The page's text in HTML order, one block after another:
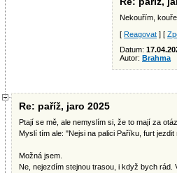
Nekouřím,
[ Reagovat ] [
Datum:
Autor: Brahma
Re: paříž, jaro 2025
Ptají se mě, ale nemyslím si, že to mají za
Myslí tím ale: "Nejsi na palici Paříku, furt
Možná jsem.
Ne, nejezdím stejnou trasou, i když bych